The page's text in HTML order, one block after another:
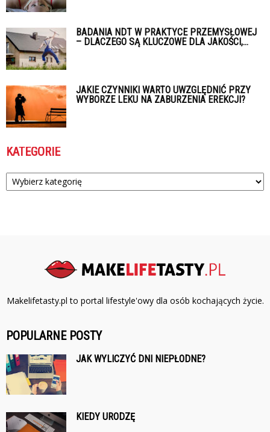
BADANIA NDT W PRAKTYCE PRZEMYSŁOWEJ
– DLACZEGO SĄ KLUCZOWE DLA JAKOŚCI,...
JAKIE CZYNNIKI WARTO UWZGLĘDNIĆ PRZY
WYBORZE LEKU NA ZABURZENIA EREKCJI?
KATEGORIE
Kategorie
Makelifetasty.pl to portal lifestyle'owy dla osób kochających życie.
POPULARNE POSTY
JAK WYLICZYĆ DNI NIEPŁODNE?
KIEDY URODZĘ